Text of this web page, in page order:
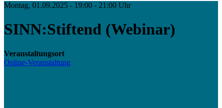
Montag, 01.09.2025 - 19:00 - 21:00 Uhr
SINN:Stiftend (Webinar)
Veranstaltungsort
Online-Veranstaltung